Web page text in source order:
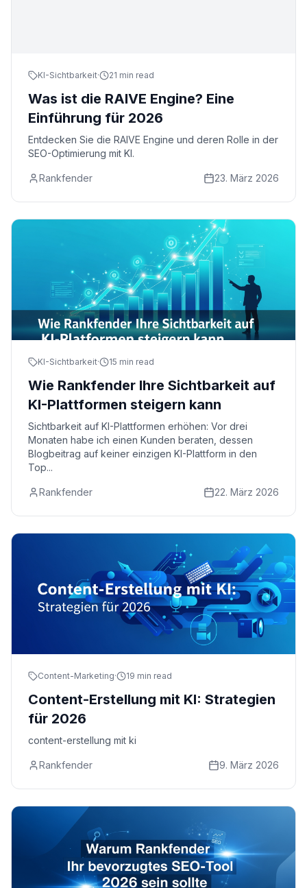
KI-Sichtbarkeit· 21 min read
Was ist die RAIVE Engine? Eine
Einführung für 2026
Entdecken Sie die RAIVE Engine und deren Rolle in der
SEO-Optimierung mit KI.
Rankfender 23. März 2026
KI-Sichtbarkeit· 15 min read
Wie Rankfender Ihre Sichtbarkeit auf
KI-Plattformen steigern kann
Sichtbarkeit auf KI-Plattformen erhöhen: Vor drei
Monaten habe ich einen Kunden beraten, dessen
Blogbeitrag auf keiner einzigen KI-Plattform in den
Top...
Rankfender 22. März 2026
Content-Marketing· 19 min read
Content-Erstellung mit KI: Strategien
für 2026
content-erstellung mit ki
Rankfender 9. März 2026